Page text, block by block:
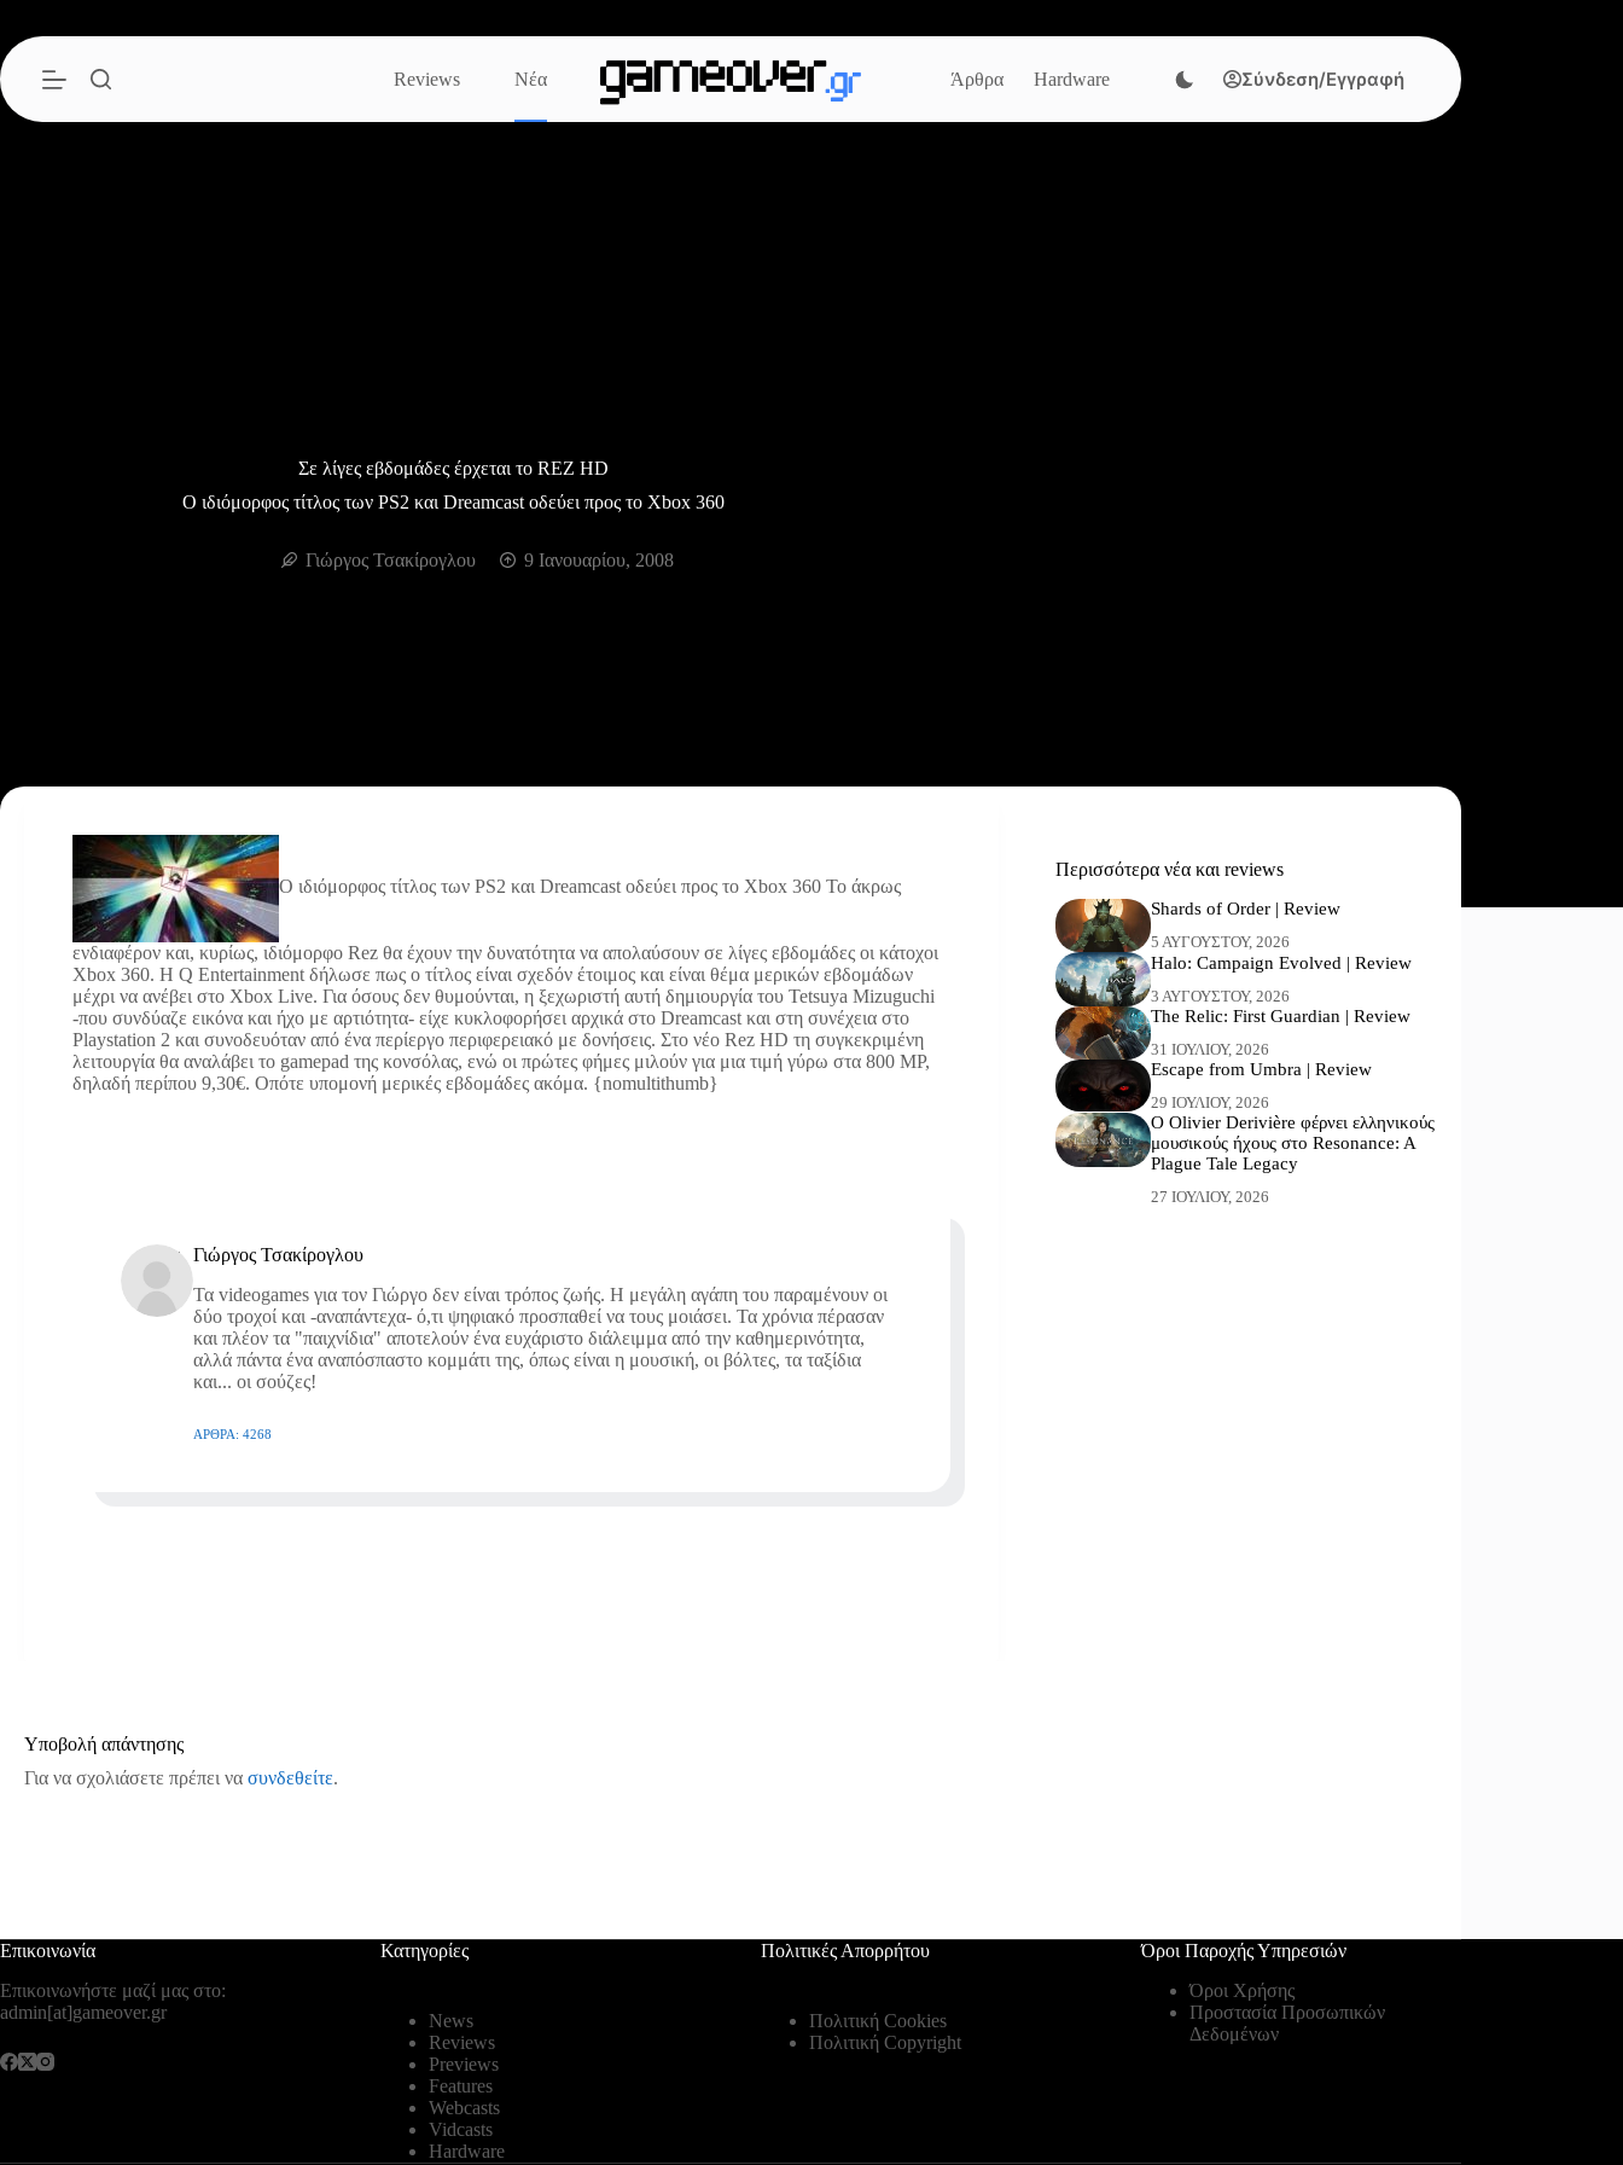
περιεχόμενο
Reviews
Νέα Άρθρα Hardware Σύνδεση/Εγγραφή
Σε λίγες εβδομάδες έρχεται το REZ HD
Ο ιδιόμορφος τίτλος των PS2 και Dreamcast οδεύει προς το Xbox 360
Γιώργος Τσακίρογλου 9 Ιανουαρίου, 2008
Ο ιδιόμορφος τίτλος των PS2 και Dreamcast οδεύει προς το Xbox 360 Το άκρως
ενδιαφέρον και, κυρίως, ιδιόμορφο Rez θα έχουν την δυνατότητα να απολαύσουν σε λίγες εβδομάδες οι κάτοχοι
Xbox 360. Η Q Entertainment δήλωσε πως ο τίτλος είναι σχεδόν έτοιμος και είναι θέμα μερικών εβδομάδων
μέχρι να ανέβει στο Xbox Live. Για όσους δεν θυμούνται, η ξεχωριστή αυτή δημιουργία του Tetsuya Mizuguchi
-που συνδύαζε εικόνα και ήχο με αρτιότητα- είχε κυκλοφορήσει αρχικά στο Dreamcast και στη συνέχεια στο
Playstation 2 και συνοδευόταν από ένα περίεργο περιφερειακό με δονήσεις. Στο νέο Rez HD τη συγκεκριμένη
λειτουργία θα αναλάβει το gamepad της κονσόλας, ενώ οι πρώτες φήμες μιλούν για μια τιμή γύρω στα 800 MP,
δηλαδή περίπου 9,30€. Οπότε υπομονή μερικές εβδομάδες ακόμα. {nomultithumb}
Γιώργος Τσακίρογλου
Τα videogames για τον Γιώργο δεν είναι τρόπος ζωής. Η μεγάλη αγάπη του παραμένουν οι
δύο τροχοί και -αναπάντεχα- ό,τι ψηφιακό προσπαθεί να τους μοιάσει. Τα χρόνια πέρασαν
και πλέον τα "παιχνίδια" αποτελούν ένα ευχάριστο διάλειμμα από την καθημερινότητα,
αλλά πάντα ένα αναπόσπαστο κομμάτι της, όπως είναι η μουσική, οι βόλτες, τα ταξίδια
και... οι σούζες!
ΆΡΘΡΑ: 4268
Περισσότερα νέα και reviews
Shards of Order | Review
5 ΑΥΓΟΎΣΤΟΥ, 2026
Halo: Campaign Evolved | Review
3 ΑΥΓΟΎΣΤΟΥ, 2026
The Relic: First Guardian | Review
31 ΙΟΥΛΊΟΥ, 2026
Escape from Umbra | Review
29 ΙΟΥΛΊΟΥ, 2026
Ο Olivier Derivière φέρνει ελληνικούς
μουσικούς ήχους στο Resonance: A
Plague Tale Legacy
27 ΙΟΥΛΊΟΥ, 2026
Υποβολή απάντησης
Για να σχολιάσετε πρέπει να συνδεθείτε.
Επικοινωνία
Επικοινωνήστε μαζί μας στο:
admin[at]gameover.gr
Κατηγορίες
News
Reviews
Previews
Features
Webcasts
Vidcasts
Hardware
Πολιτικές Απορρήτου
Πολιτική Cookies
Πολιτική Copyright
Όροι Παροχής Υπηρεσιών
Όροι Χρήσης
Προστασία Προσωπικών
Δεδομένων